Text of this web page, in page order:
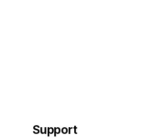
Support